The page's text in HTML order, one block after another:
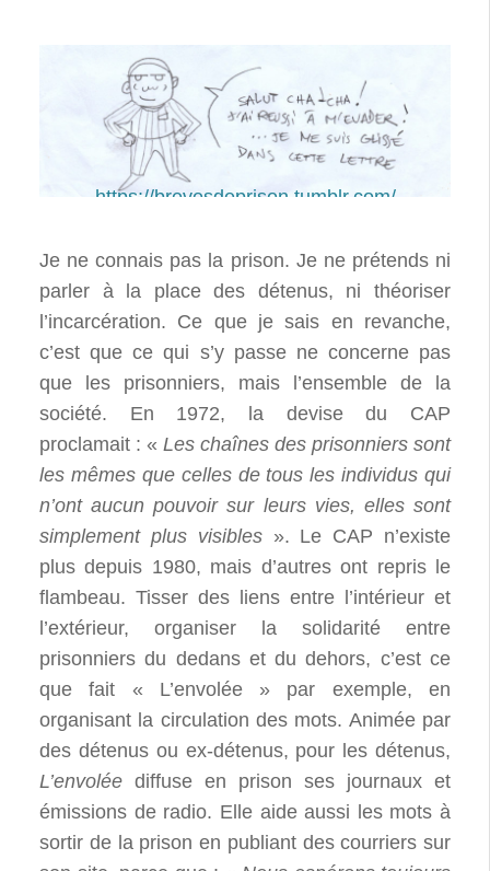
https://brevesdeprison.tumblr.com/
Je ne connais pas la prison. Je ne prétends ni
parler à la place des détenus, ni théoriser
l’incarcération. Ce que je sais en revanche,
c’est que ce qui s’y passe ne concerne pas
que les prisonniers, mais l’ensemble de la
société. En 1972, la devise du CAP
proclamait : « Les chaînes des prisonniers sont
les mêmes que celles de tous les individus qui
n’ont aucun pouvoir sur leurs vies, elles sont
simplement plus visibles». Le CAP n’existe
plus depuis 1980, mais d’autres ont repris le
flambeau. Tisser des liens entre l’intérieur et
l’extérieur, organiser la solidarité entre
prisonniers du dedans et du dehors, c’est ce
que fait « L’envolée » par exemple, en
organisant la circulation des mots. Animée par
des détenus ou ex-détenus, pour les détenus,
L’envolée diffuse en prison ses journaux et
émissions de radio. Elle aide aussi les mots à
sortir de la prison en publiant des courriers sur